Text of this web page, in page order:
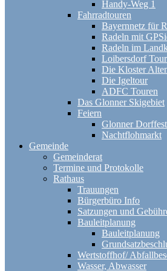
Handy-Weg 1
Fahrradtouren
Bayernnetz für
Radeln mit
Radeln im
Loibersdorf Tour
Die Kloster
Die Igeltour
ADFC Touren
Das Glonner Skigebiet
Feiern
Glonner Dorffest
Nachtflohmarkt
Gemeinde
Gemeinderat
Termine und Protokolle
Rathaus
Trauungen
Bürgerbüro Info
Satzungen und
Bauleitplanung
Bauleitplanung
Wertstoffhof/
Wasser, Abwasser